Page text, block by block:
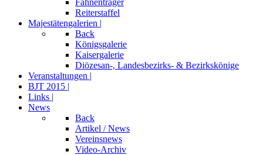
Fahnenträger
Reiterstaffel
Majestätengalerien |
Back
Königsgalerie
Kaisergalerie
Diözesan-, Landesbezirks- & Bezirkskönige
Veranstaltungen |
BJT 2015 |
Links |
News
Back
Artikel / News
Vereinsnews
Video-Archiv